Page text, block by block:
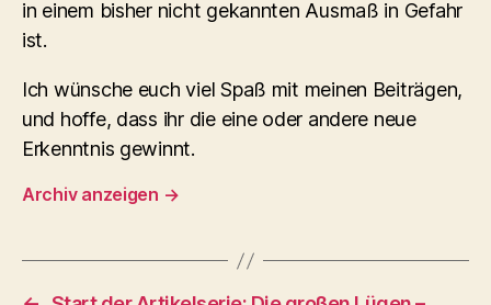
in einem bisher nicht gekannten Ausmaß in Gefahr
ist.
Ich wünsche euch viel Spaß mit meinen Beiträgen,
und hoffe, dass ihr die eine oder andere neue
Erkenntnis gewinnt.
Archiv anzeigen →